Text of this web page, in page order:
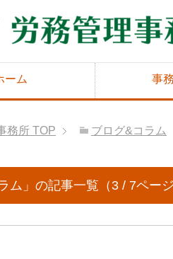
ーム 事
務所 TOP ブログ&コラム
ム」の記事一覧（3 / 7ページ